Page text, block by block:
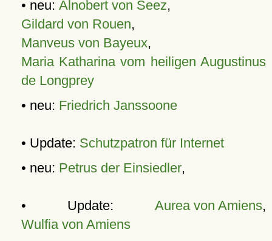
• neu: Alnobert von Seez,
Gildard von Rouen,
Manveus von Bayeux,
Maria Katharina vom heiligen Augustinus
de Longprey
• neu: Friedrich Janssoone
• Update: Schutzpatron für Internet
• neu: Petrus der Einsiedler,
• Update: Aurea von Amiens,
Wulfia von Amiens